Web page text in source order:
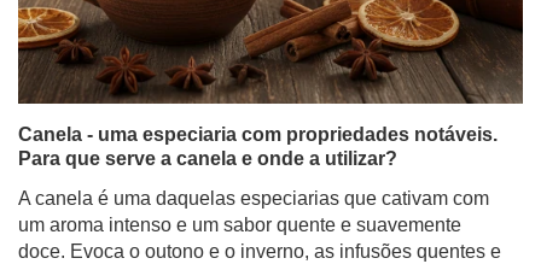
Canela - uma especiaria com propriedades notáveis.
Para que serve a canela e onde a utilizar?
A canela é uma daquelas especiarias que cativam com
um aroma intenso e um sabor quente e suavemente
doce. Evoca o outono e o inverno, as infusões quentes e